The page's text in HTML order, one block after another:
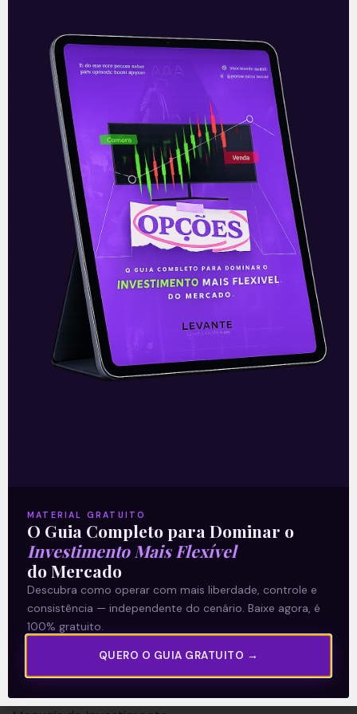
Resultados da Gamestop
(GME)
A Gamestop (GME) apresentou nesta
terça-feira (23), após o fechamento do
mercado, os seus resultados do quarto
trimestre do ano-fiscal de 2020,
equivalente aos meses
Leia mais
24/03/2021
Sobre nós
Termos e Condições
Política de Privacidade
Explore
Artigos
MATERIAL GRATUITO
O Guia Completo para Dominar o
Investimento Mais Flexível
do Mercado
Descubra como operar com mais liberdade, controle e
consistência — independente do cenário. Baixe agora, é
100% gratuito.
QUERO O GUIA GRATUITO →